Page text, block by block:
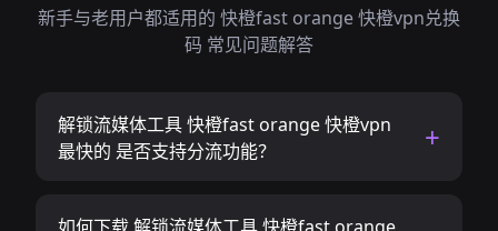
新手与老用户都适用的 快橙fast orange 快橙vpn兑换
码 常见问题解答
解锁流媒体工具 快橙fast orange 快橙vpn
最快的 是否支持分流功能？